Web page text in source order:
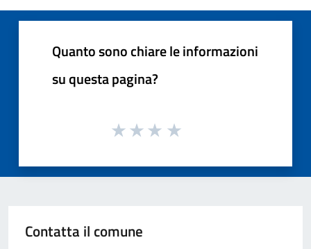
Quanto sono chiare le informazioni
su questa pagina?
Contatta il comune